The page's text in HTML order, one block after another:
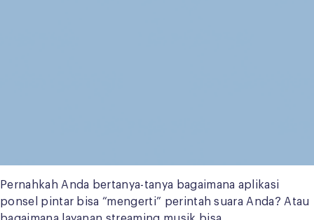
Pernahkah Anda bertanya-tanya bagaimana aplikasi
ponsel pintar bisa “mengerti” perintah suara Anda? Atau